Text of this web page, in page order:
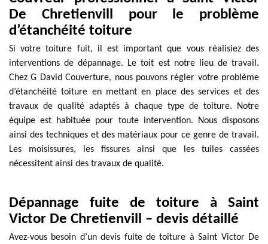
De Chretienvill pour le problème
d’étanchéité toiture
Si votre toiture fuit, il est important que vous réalisiez des
interventions de dépannage. Le toit est notre lieu de travail.
Chez G David Couverture, nous pouvons régler votre problème
d’étanchéité toiture en mettant en place des services et des
travaux de qualité adaptés à chaque type de toiture. Notre
équipe est habituée pour toute intervention. Nous disposons
ainsi des techniques et des matériaux pour ce genre de travail.
Les moisissures, les fissures ainsi que les tuiles cassées
nécessitent ainsi des travaux de qualité.
Dépannage fuite de toiture à Saint
Victor De Chretienvill – devis détaillé
Avez-vous besoin d’un devis fuite de toiture à Saint Victor De